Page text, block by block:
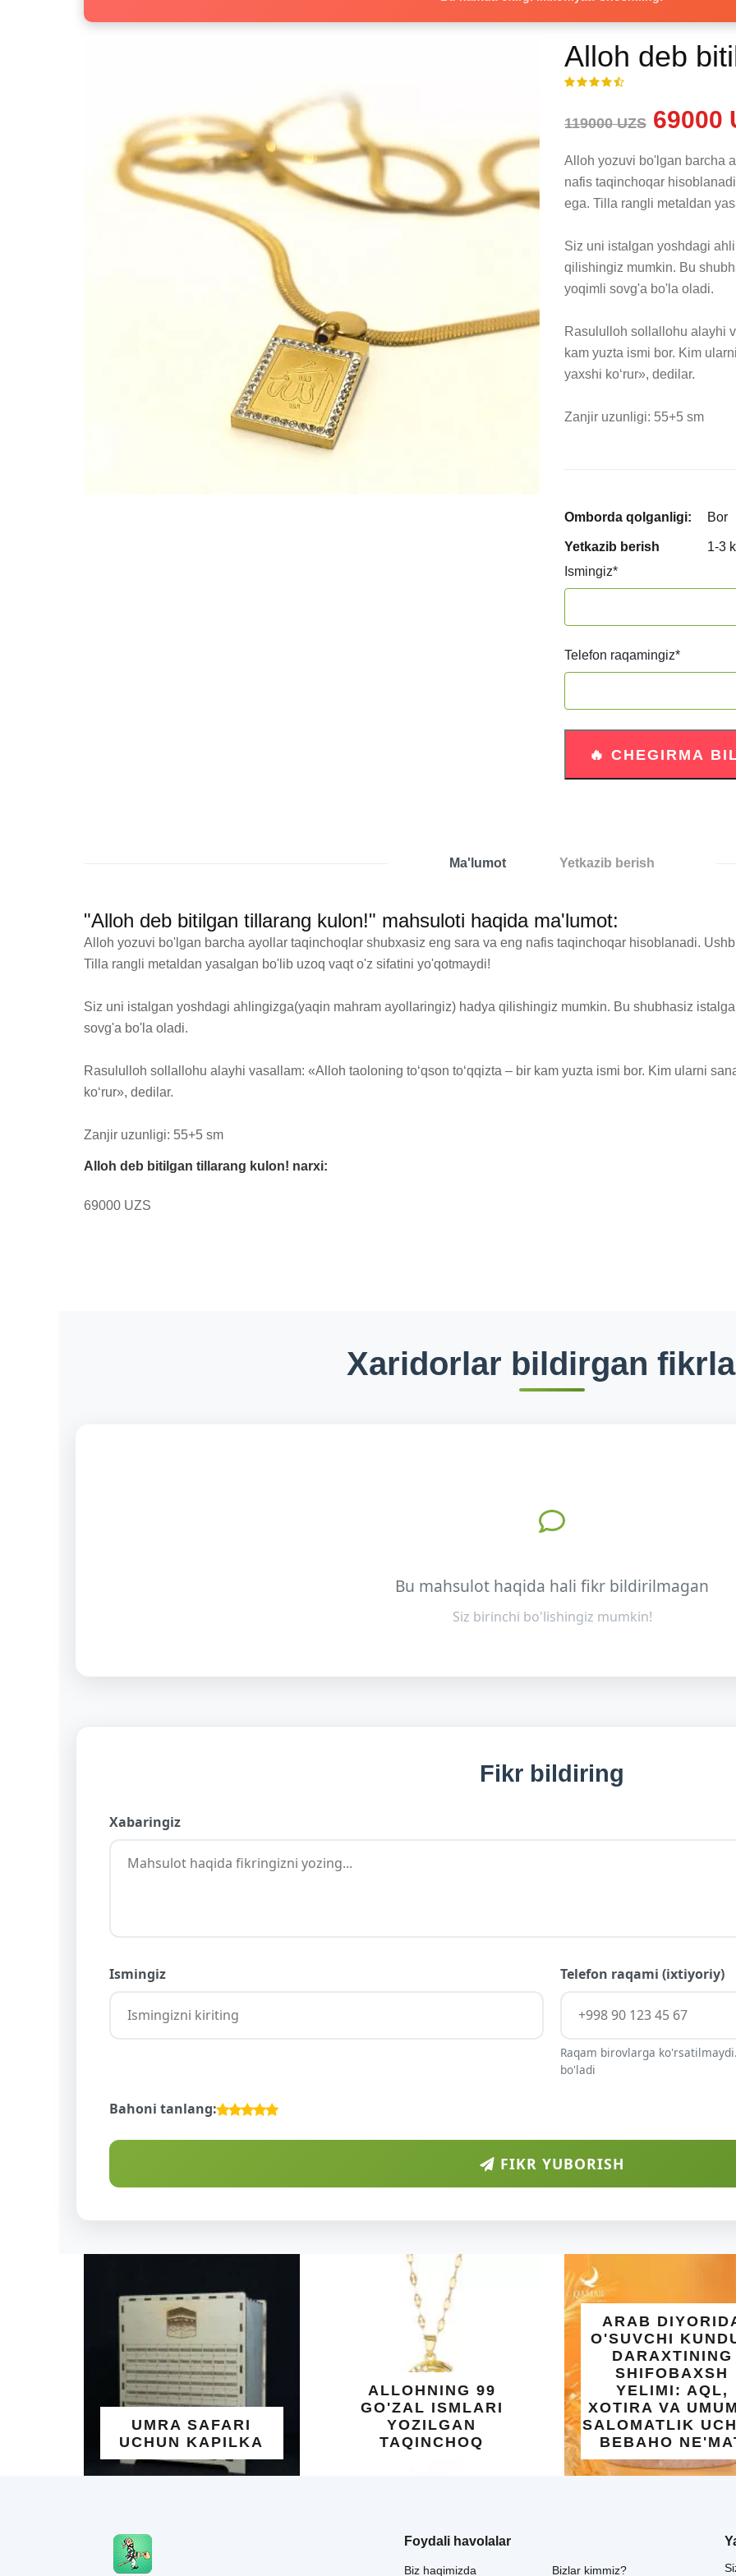
Alloh deb
119000 UZS 69000
Alloh yozuvi bo'lgan barcha
nafis taqinchoqar
ega. Tilla rangli metaldan
Siz uni istalgan yoshdagi
qilishingiz mumkin. Bu
yoqimli sovg'a bo'la oladi.
Rasululloh sollallohu alayhi
kam yuzta ismi bor. Kim
yaxshi ko‘rur», dedilar.
Zanjir uzunligi: 55+5 sm
Omborda qolganligi: Bor
Yetkazib berish
1-3
Ismingiz*
Telefon raqamingiz*
Ma'lumot Yetkazib berish
"Alloh deb bitilgan tillarang kulon!" mahsuloti haqida ma'lumot:
Alloh yozuvi bo'lgan barcha ayollar taqinchoqlar shubxasiz eng sara va eng nafis taqinchoqar hisoblanadi.
Tilla rangli metaldan yasalgan bo'lib uzoq vaqt o'z sifatini yo'qotmaydi!
Siz uni istalgan yoshdagi ahlingizga(yaqin mahram ayollaringiz) hadya qilishingiz mumkin. Bu shubhasiz
sovg'a bo'la oladi.
Rasululloh sollallohu alayhi vasallam: «Alloh taoloning to‘qson to‘qqizta – bir kam yuzta ismi bor. Kim ularni
ko‘rur», dedilar.
Zanjir uzunligi: 55+5 sm
Alloh deb bitilgan tillarang kulon! narxi:
69000 UZS
Xaridorlar bildirgan
Bu mahsulot haqida hali fikr bildirilmagan
Siz birinchi bo'lishingiz mumkin!
Fikr bildiring
Xabaringiz
Ismingiz Telefon raqami (ixtiyoriy)
Raqam birovlarga
bo'ladi
Bahoni tanlang:
FIKR YUBORISH
UMRA SAFARI
UCHUN KAPILKA
ALLOHNING 99
GO'ZAL ISMLARI
YOZILGAN
TAQINCHOQ
ARAB DIYORIDA
O'SUVCHI KUNDUR
DARAXTINING
SHIFOBAXSH
YELIMI: AQL,
XOTIRA VA UMUMIY
SALOMATLIK UCHUN
BEBAHO NE'MAT
Foydali havolalar
Biz haqimizda Bizlar kimmiz?